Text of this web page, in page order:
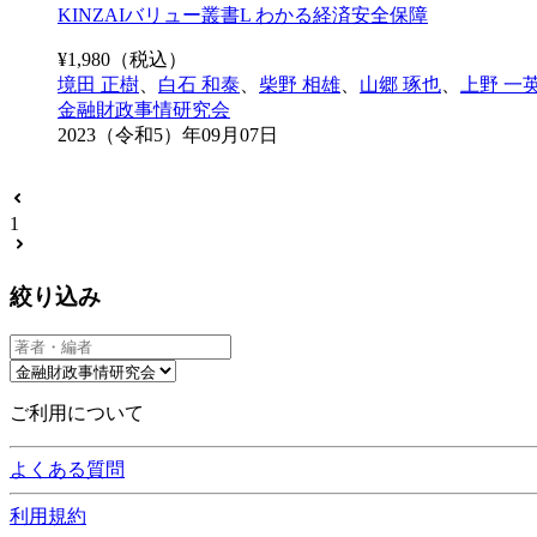
KINZAIバリュー叢書L わかる経済安全保障
¥1,980 （税込）
境田 正樹
白石 和泰 柴野 相雄 山郷 琢也 上野 一
金融財政事情研究会
2023（令和5）年09月07日
1
絞り込み
ご利用について
よくある質問
利用規約